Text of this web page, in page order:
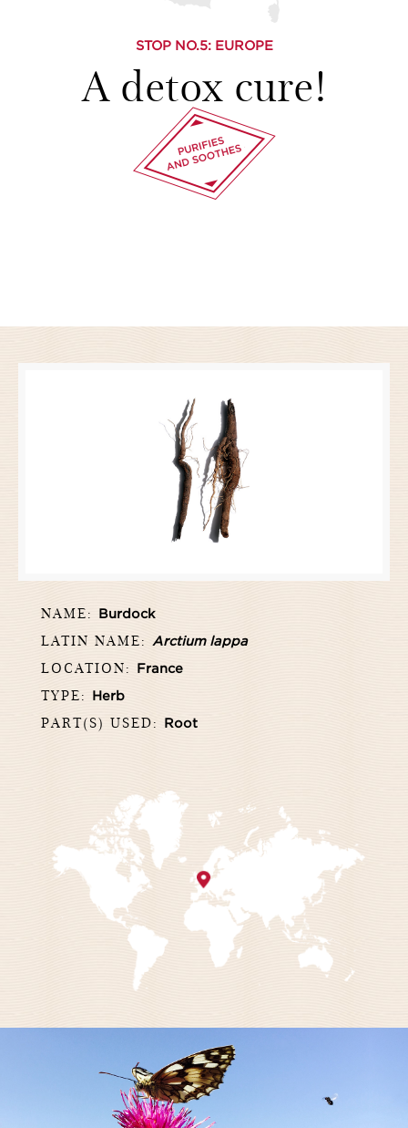
STOP NO.5: EUROPE
A detox cure!
NAME: Burdock
LATIN NAME: Arctium lappa
LOCATION: France
TYPE: Herb
PART(S) USED: Root